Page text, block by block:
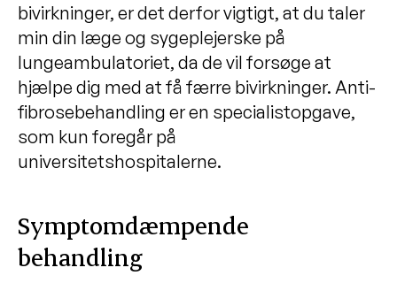
bivirkninger, er det derfor vigtigt, at du taler
min din læge og sygeplejerske på
lungeambulatoriet, da de vil forsøge at
hjælpe dig med at få færre bivirkninger. Anti-
fibrosebehandling er en specialistopgave,
som kun foregår på
universitetshospitalerne.
Symptomdæmpende
behandling